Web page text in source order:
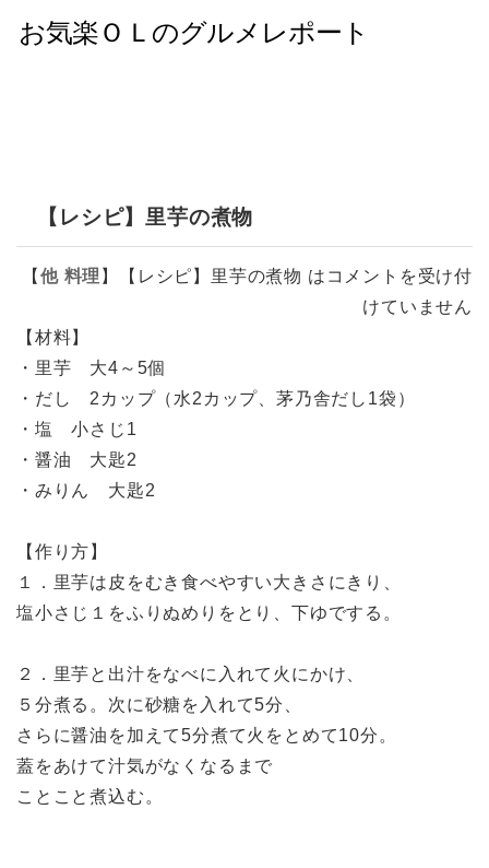
【レシピ】里芋の煮物
【 他 料理 】 【レシピ】里芋の煮物 は コメントを受け付
けていません
【材料】
・里芋 大4～5個
・だし 2カップ（水2カップ、茅乃舎だし1袋）
・塩 小さじ1
・醤油 大匙2
・みりん 大匙2
【作り方】
１．里芋は皮をむき食べやすい大きさにきり、
塩小さじ１をふりぬめりをとり、下ゆでする。
２．里芋と出汁をなべに入れて火にかけ、
５分煮る。次に砂糖を入れて5分、
さらに醤油を加えて5分煮て火をとめて10分。
蓋をあけて汁気がなくなるまで
ことこと煮込む。